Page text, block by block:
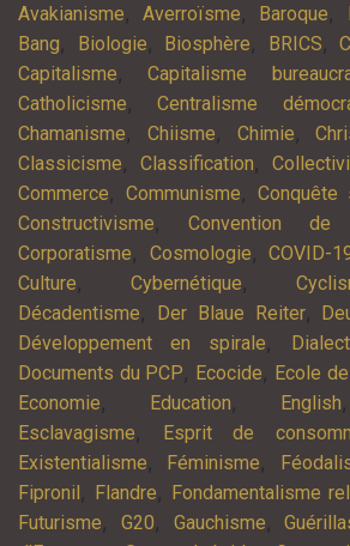
Avakianisme,Averroïsme, Baroque,
Bang, Biologie, Biosphère, BRICS,
Capitalisme,Capitalisme
Catholicisme,Centralisme
Chamanisme, Chiisme, Chimie,
Classicisme, Classification,
Commerce, Communisme, Conquête
Constructivisme, Convention de
Corporatisme, Cosmologie, COVID-
Culture, Cybernétique,
Décadentisme, Der Blaue Reiter,
Développement en spirale,
Documents du PCP, Ecocide, Ecole
Economie, Education, English
Esclavagisme, Esprit de
Existentialisme, Féminisme,
Fipronil , Flandre, Fondamentalisme
Futurisme, G20, Gauchisme,